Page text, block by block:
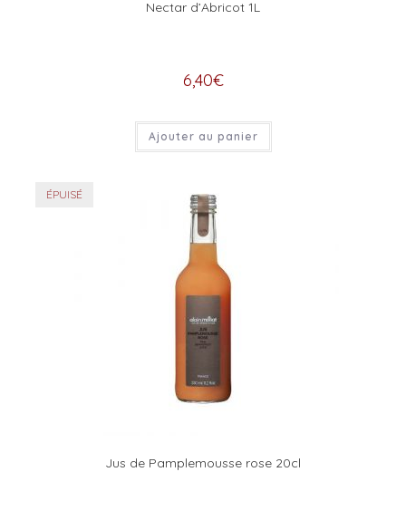
Nectar d’Abricot 1L
6,40€
Ajouter au panier
ÉPUISÉ
Jus de Pamplemousse rose 20cl